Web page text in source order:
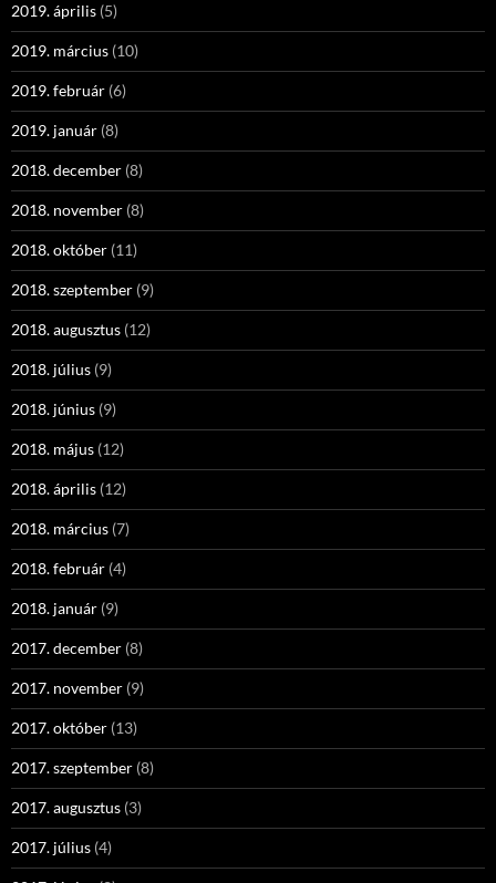
2019. április (5)
2019. március (10)
2019. február (6)
2019. január (8)
2018. december (8)
2018. november (8)
2018. október (11)
2018. szeptember (9)
2018. augusztus (12)
2018. július (9)
2018. június (9)
2018. május (12)
2018. április (12)
2018. március (7)
2018. február (4)
2018. január (9)
2017. december (8)
2017. november (9)
2017. október (13)
2017. szeptember (8)
2017. augusztus (3)
2017. július (4)